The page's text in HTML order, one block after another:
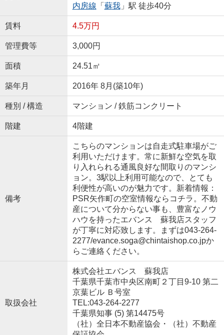
内房線 「 蘇我」駅 徒歩40分
賃料 4.5万円
管理費等 3,000円
面積 24.51㎡
築年月 2016年 8月(築10年)
種別 / 構造 マンション / 鉄筋コンクリート
階建 4階建
備考
こちらのマンションは自走式駐車場がご
利用いただけます。常に新鮮な空気を取
り入れられる通風良好な間取りのマンシ
ョン。3駅以上利用可能なので、とても
利便性が高いのが魅力です。新着情報：
PSR矢作町の空室情報ならコチラ。不動
産について分からない事も、豊富なノウ
ハウを持ったエバンス 蘇我店スタッフ
が丁寧に対応致します。まずは043-264-
2277/evance.soga@chintaishop.co.jpか
らご連絡ください。
取扱会社
株式会社エバンス 蘇我店
千葉県千葉市中央区南町２丁目9-10 第二
京葉ビル Ｂ号室
TEL:043-264-2277
千葉県知事 (5) 第14475号
（社）全日本不動産協会・（社）不動産